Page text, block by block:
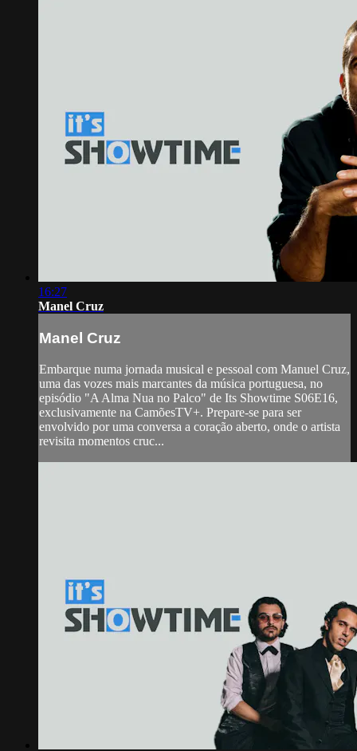
16:27
Manel Cruz
Manel Cruz
Embarque numa jornada musical e pessoal com Manuel Cruz,
uma das vozes mais marcantes da música portuguesa, no
episódio "A Alma Nua no Palco" de Its Showtime S06E16,
exclusivamente na CamõesTV+. Prepare-se para ser
envolvido por uma conversa a coração aberto, onde o artista
revisita momentos cruc...